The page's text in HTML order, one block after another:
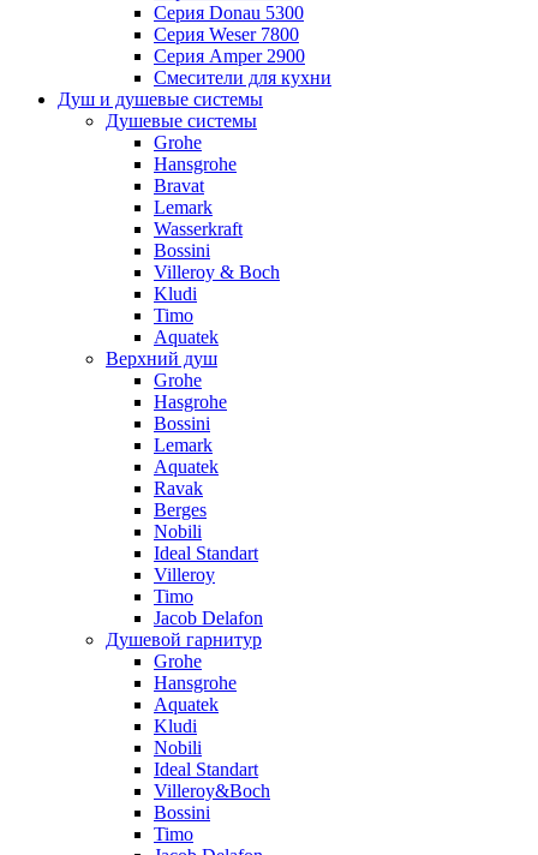
Серия Donau 5300
Серия Weser 7800
Серия Amper 2900
Смесители для кухни
Душ и душевые системы
Душевые системы
Grohe
Hansgrohe
Bravat
Lemark
Wasserkraft
Bossini
Villeroy & Boch
Kludi
Timo
Aquatek
Верхний душ
Grohe
Hasgrohe
Bossini
Lemark
Aquatek
Ravak
Berges
Nobili
Ideal Standart
Villeroy
Timo
Jacob Delafon
Душевой гарнитур
Grohe
Hansgrohe
Aquatek
Kludi
Nobili
Ideal Standart
Villeroy&Boch
Bossini
Timo